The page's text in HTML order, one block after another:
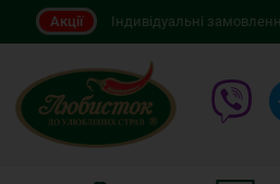
Акції Індивідуальні